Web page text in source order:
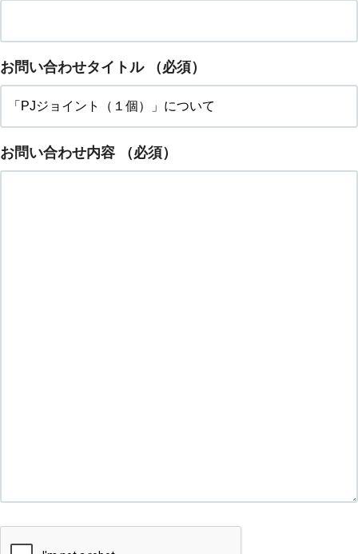
お問い合わせタイトル （必須）
お問い合わせ内容 （必須）